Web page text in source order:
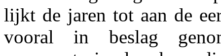
lijkt de jaren tot aan de
vooral in beslag